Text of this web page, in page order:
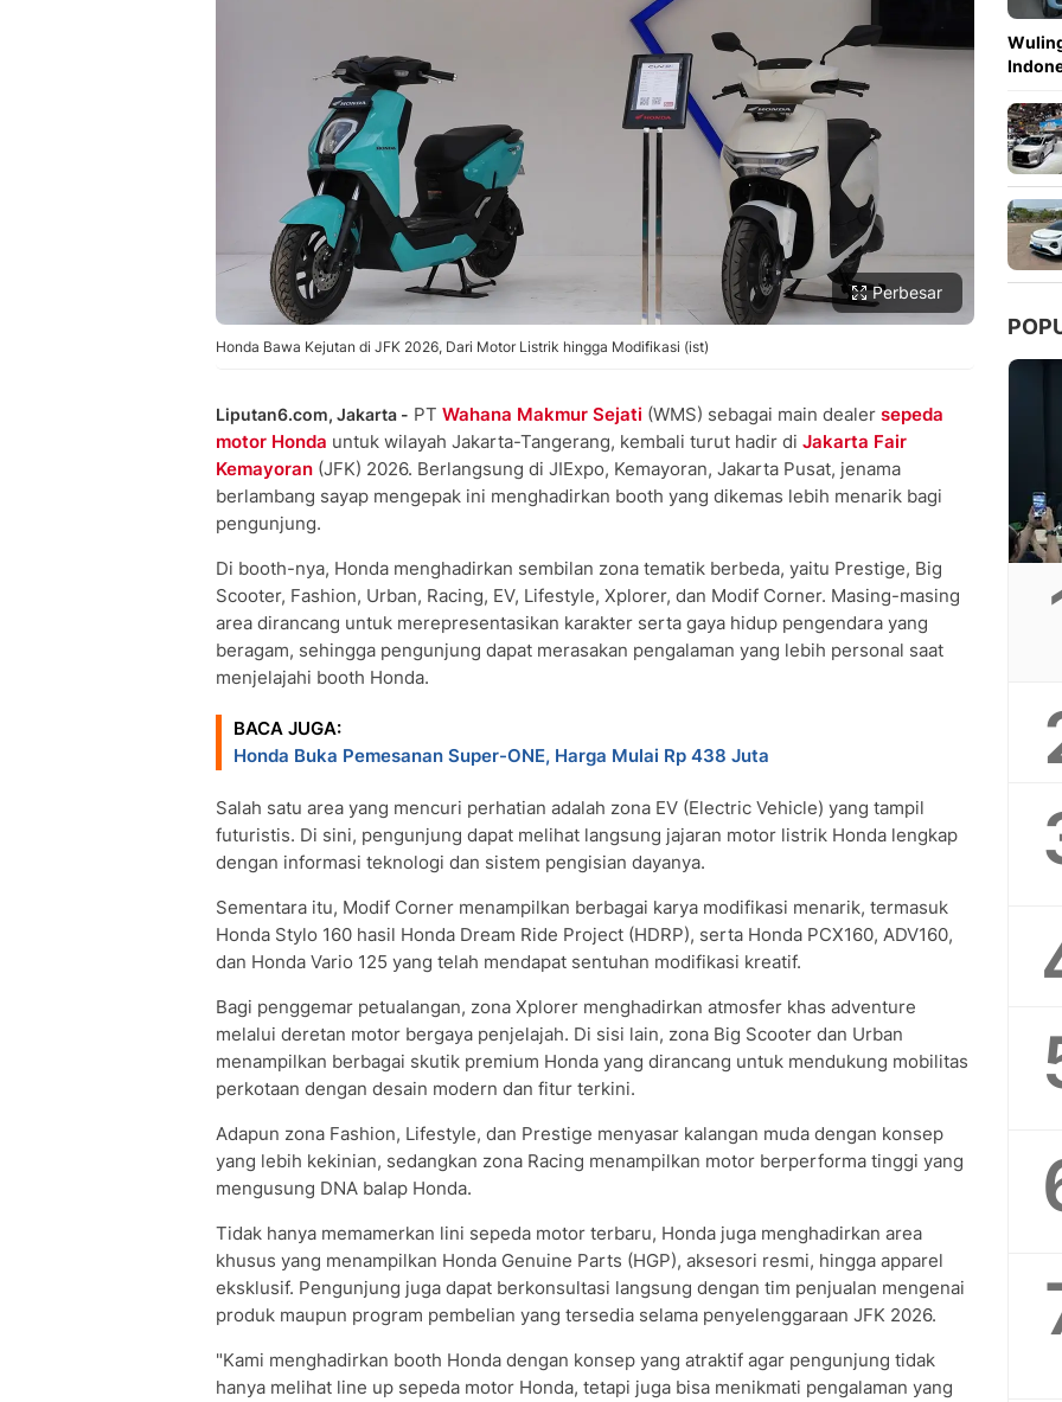
Perbesar
Honda Bawa Kejutan di JFK 2026, Dari Motor Listrik hingga Modifikasi (ist)
Liputan6.com, Jakarta - PT Wahana Makmur Sejati (WMS) sebagai main dealer sepeda
motor Honda untuk wilayah Jakarta-Tangerang, kembali turut hadir di Jakarta Fair
Kemayoran (JFK) 2026. Berlangsung di JIExpo, Kemayoran, Jakarta Pusat, jenama
berlambang sayap mengepak ini menghadirkan booth yang dikemas lebih menarik bagi
pengunjung.
Di booth-nya, Honda menghadirkan sembilan zona tematik berbeda, yaitu Prestige, Big
Scooter, Fashion, Urban, Racing, EV, Lifestyle, Xplorer, dan Modif Corner. Masing-masing
area dirancang untuk merepresentasikan karakter serta gaya hidup pengendara yang
beragam, sehingga pengunjung dapat merasakan pengalaman yang lebih personal saat
menjelajahi booth Honda.
BACA JUGA:
Honda Buka Pemesanan Super-ONE, Harga Mulai Rp 438 Juta
Salah satu area yang mencuri perhatian adalah zona EV (Electric Vehicle) yang tampil
futuristis. Di sini, pengunjung dapat melihat langsung jajaran motor listrik Honda lengkap
dengan informasi teknologi dan sistem pengisian dayanya.
Sementara itu, Modif Corner menampilkan berbagai karya modifikasi menarik, termasuk
Honda Stylo 160 hasil Honda Dream Ride Project (HDRP), serta Honda PCX160, ADV160,
dan Honda Vario 125 yang telah mendapat sentuhan modifikasi kreatif.
Bagi penggemar petualangan, zona Xplorer menghadirkan atmosfer khas adventure
melalui deretan motor bergaya penjelajah. Di sisi lain, zona Big Scooter dan Urban
menampilkan berbagai skutik premium Honda yang dirancang untuk mendukung mobilitas
perkotaan dengan desain modern dan fitur terkini.
Adapun zona Fashion, Lifestyle, dan Prestige menyasar kalangan muda dengan konsep
yang lebih kekinian, sedangkan zona Racing menampilkan motor berperforma tinggi yang
mengusung DNA balap Honda.
Tidak hanya memamerkan lini sepeda motor terbaru, Honda juga menghadirkan area
khusus yang menampilkan Honda Genuine Parts (HGP), aksesori resmi, hingga apparel
eksklusif. Pengunjung juga dapat berkonsultasi langsung dengan tim penjualan mengenai
produk maupun program pembelian yang tersedia selama penyelenggaraan JFK 2026.
"Kami menghadirkan booth Honda dengan konsep yang atraktif agar pengunjung tidak
hanya melihat line up sepeda motor Honda, tetapi juga bisa menikmati pengalaman yang